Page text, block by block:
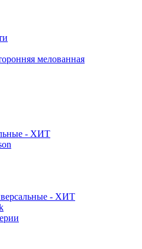
мелованная
- ХИТ
- ХИТ